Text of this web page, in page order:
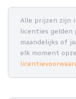
Alle prijzen zijn
licenties gelden
maandelijks of
elk moment